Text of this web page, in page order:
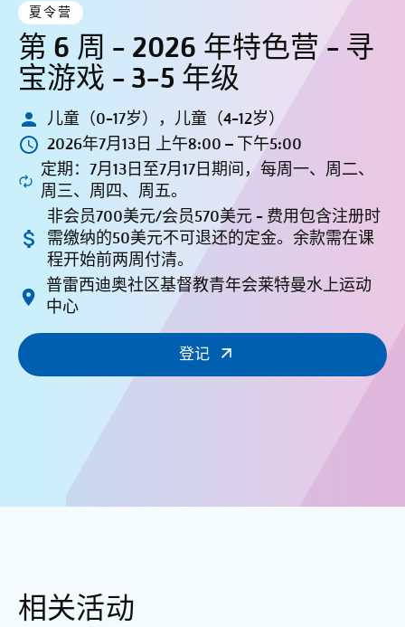
夏令营
第 6 周 - 2026 年特色营 - 寻
宝游戏 - 3-5 年级
儿童（0-17岁），儿童（4-12岁）
2026年7月13日 上午8:00 – 下午5:00
定期：7月13日至7月17日期间，每周一、周二、
周三、周四、周五。
非会员700美元/会员570美元 - 费用包含注册时
需缴纳的50美元不可退还的定金。余款需在课
程开始前两周付清。
普雷西迪奥社区基督教青年会莱特曼水上运动
中心
登记
相关活动